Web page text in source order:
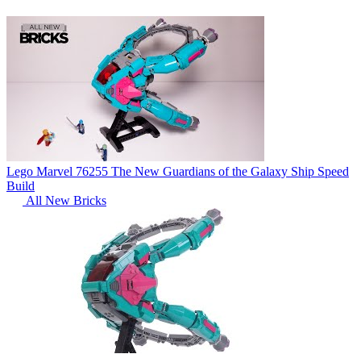
Lego Marvel 76255 The New Guardians of the Galaxy Ship Speed
Build
All New Bricks